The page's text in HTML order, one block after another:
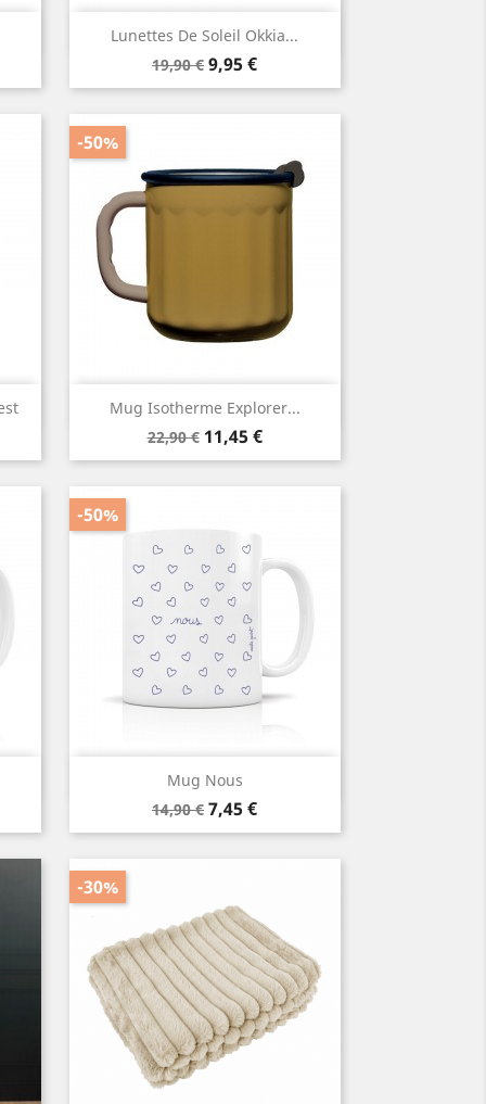
Lunettes De Soleil Okkia...
Prix
de
19,90 € Prix
9,95 €
Aperçu rapide
Mug Isotherme Explorer...
Prix
de
22,90 € Prix
11,45 €
-50%
Aperçu rapide
Mug Nous
Prix
de
14,90 € Prix
7,45 €
-50%
Aperçu rapide
-30%